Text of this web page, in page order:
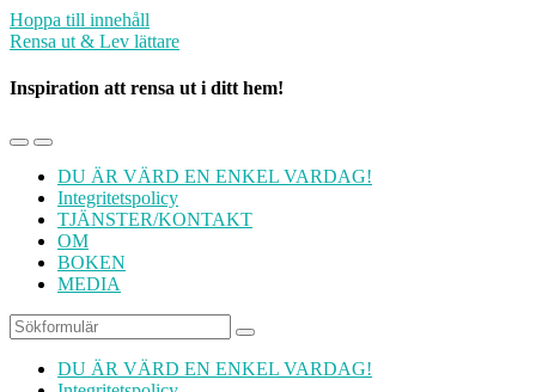
Hoppa till innehåll
Rensa ut & Lev lättare
Inspiration att rensa ut i ditt hem!
Slå
mobilmenyn
Slå
på/av
sökfältet
DU ÄR VÄRD EN ENKEL VARDAG!
Integritetspolicy
TJÄNSTER/KONTAKT
OM
BOKEN
MEDIA
Sök
DU ÄR VÄRD EN ENKEL VARDAG!